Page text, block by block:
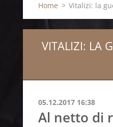
Home > Vitalizi: la
VITALIZI: LA
05.12.2017 16:38
Al netto di